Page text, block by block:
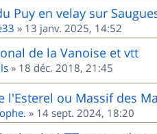
Puy en velay sur
» 13 janv. 2025, 14:52
de la Vanoise et vtt
» 18 déc. 2018, 21:45
l'Esterel ou Massif des
» 14 sept. 2024, 18:20